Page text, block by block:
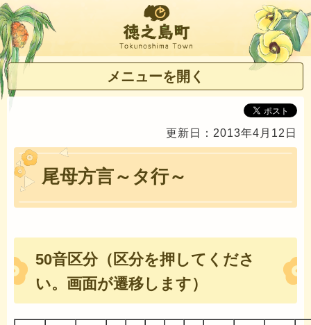
徳之島町
メニューを開く
更新日：2013年4月12日
尾母方言～タ行～
50音区分（区分を押してくださ
い。画面が遷移します）